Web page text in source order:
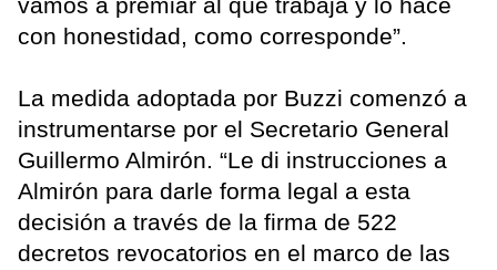
vamos a premiar al que trabaja y lo hace
con honestidad, como corresponde”.
La medida adoptada por Buzzi comenzó a
instrumentarse por el Secretario General
Guillermo Almirón. “Le di instrucciones a
Almirón para darle forma legal a esta
decisión a través de la firma de 522
decretos revocatorios en el marco de las